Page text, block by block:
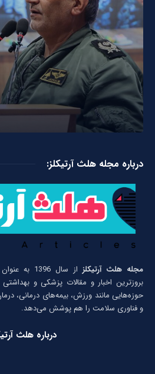
درباره مجله هلث آرتیکلز:
مجله هلث آرتیکلز
از سال
بروزترین اخبار و مقالات پزشکی و
حوزه‌هایی مانند ورزش، بیمه‌های درمانی،
و فناوری سلامت را هم پوشش می‌دهد.
درباره هلث